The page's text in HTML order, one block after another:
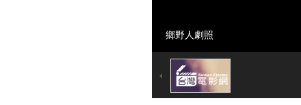
鄉野人劇照